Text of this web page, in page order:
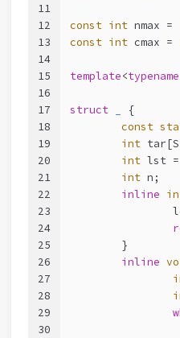
11
12
13
14
15
16
17
18
19
20
21
22
23
24
25
26
27
28
29
30
const int nmax =
const int cmax =
template<typename
struct
{
const
int
int lst =
int n;
inline
	}
inline